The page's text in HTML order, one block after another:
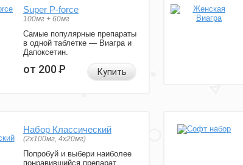
Super P-force
100мг + 60мг
Самые популярные препараты
в одной таблетке — Виагра и
Дапоксетин.
от 200Р Купить
Набор Классический
(2x100мг, 4x20мг)
Попробуй и выбери наиболее
понравившийся препарат.